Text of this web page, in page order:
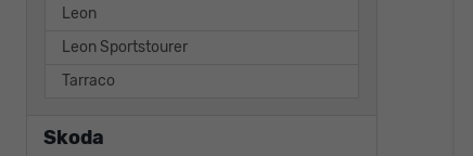
Leon
Leon Sportstourer
Tarraco
Skoda